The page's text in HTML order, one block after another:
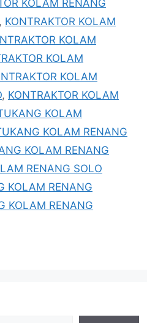
KOLAM RENANG
, KONTRAKTOR KOLAM
KOLAM
KOLAM
KOLAM
, KONTRAKTOR KOLAM
KOLAM
KOLAM RENANG
KOLAM RENANG
RENANG SOLO
KOLAM RENANG
KOLAM RENANG